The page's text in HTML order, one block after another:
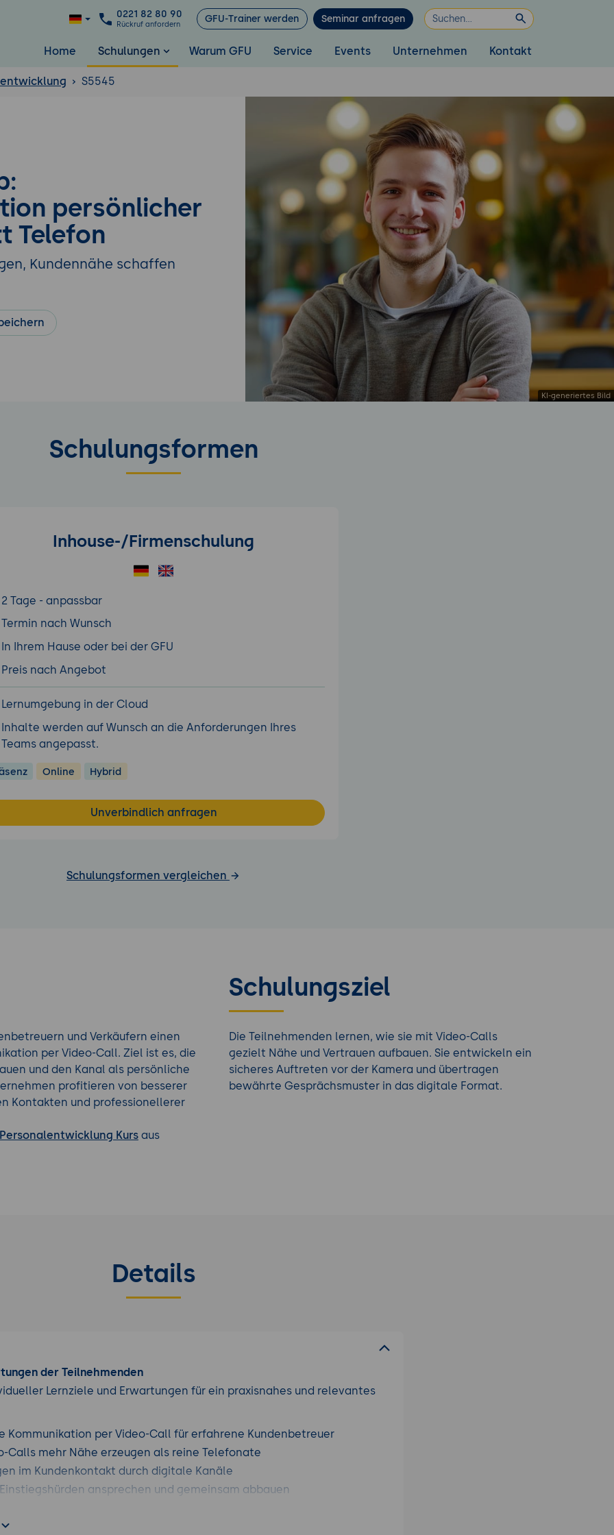
0221 82 80 90
Rückruf anfordern GFU-Trainer werden Seminar anfragen
Home Schulungen Warum GFU Service Events Unternehmen Kontakt
S5545
persönlicher
Telefon
Kundennähe schaffen
Schulungsformen
Inhouse-/Firmenschulung
2 Tage - anpassbar
Termin nach Wunsch
In Ihrem Hause oder bei der GFU
Preis nach Angebot
Lernumgebung in der Cloud
Inhalte werden auf Wunsch an die Anforderungen Ihres
Teams angepasst.
Online Hybrid
Unverbindlich anfragen
Schulungsformen vergleichen
und Verkäufern einen
per Video-Call. Ziel ist es, die
und den Kanal als persönliche
profitieren von besserer
Kontakten und professionellerer
Personalentwicklung Kurs aus
Schulungsziel
Die Teilnehmenden lernen, wie sie mit Video-Calls
gezielt Nähe und Vertrauen aufbauen. Sie entwickeln ein
sicheres Auftreten vor der Kamera und übertragen
bewährte Gesprächsmuster in das digitale Format.
Details
der Teilnehmenden
Lernziele und Erwartungen für ein praxisnahes und relevantes
Kommunikation per Video-Call für erfahrene Kundenbetreuer
Calls mehr Nähe erzeugen als reine Telefonate
im Kundenkontakt durch digitale Kanäle
ansprechen und gemeinsam abbauen